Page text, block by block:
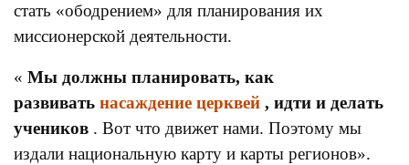
стать «ободрением» для планирования их
миссионерской деятельности.
« Мы должны планировать, как
развивать насаждение церквей , идти и делать
учеников . Вот что движет нами. Поэтому мы
издали национальную карту и карты регионов».